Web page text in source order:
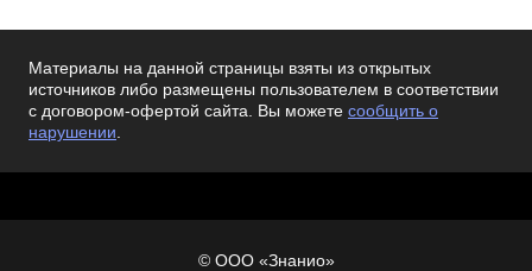
Материалы на данной страницы взяты из открытых
источников либо размещены пользователем в соответствии
с договором-офертой сайта. Вы можете сообщить о
нарушении.
© ООО «Знанио»